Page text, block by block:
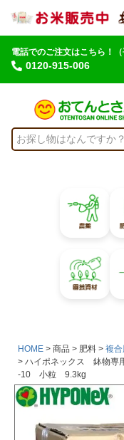
電話でのご注文はこちら！
0120-915-006
HOME 商品 肥料
複
ハイポネックス 鉢物
-10 小粒 9.3kg